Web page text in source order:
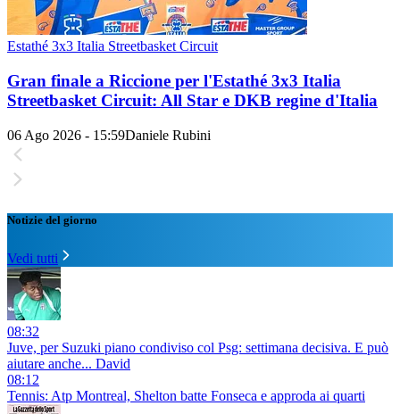
Estathé 3x3 Italia Streetbasket Circuit
Gran finale a Riccione per l'Estathé 3x3 Italia
Streetbasket Circuit: All Star e DKB regine d'Italia
06 Ago 2026 - 15:59Daniele Rubini
Notizie del giorno
Vedi tutti
08:32
Juve, per Suzuki piano condiviso col Psg: settimana decisiva. E può
aiutare anche... David
08:12
Tennis: Atp Montreal, Shelton batte Fonseca e approda ai quarti